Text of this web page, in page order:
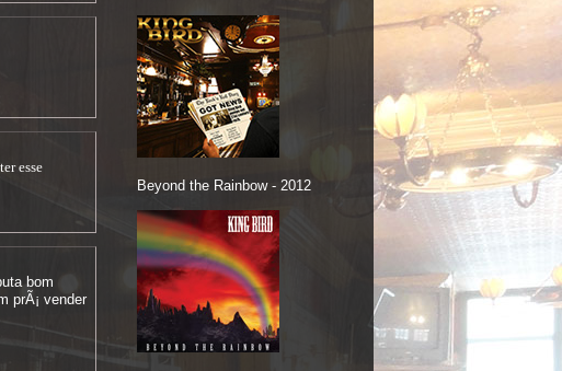
esse
bom
prÃ¡ vender
Beyond the Rainbow - 2012